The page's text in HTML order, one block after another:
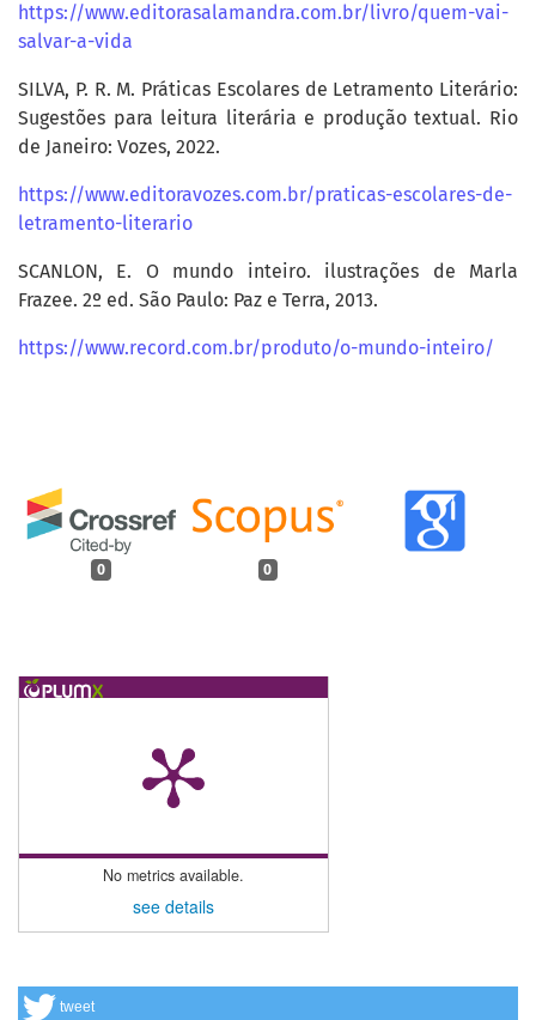
0 0
No metrics available.
see details
tweet
https://www.editorasalamandra.com.br/livro/quem-vai-
salvar-a-vida
SILVA, P. R. M. Práticas Escolares de Letramento Literário:
Sugestões para leitura literária e produção textual. Rio
de Janeiro: Vozes, 2022.
https://www.editoravozes.com.br/praticas-escolares-de-
letramento-literario
SCANLON, E. O mundo inteiro. ilustrações de Marla
Frazee. 2º ed. São Paulo: Paz e Terra, 2013.
https://www.record.com.br/produto/o-mundo-inteiro/